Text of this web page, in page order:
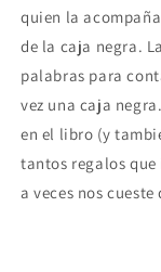
quien la
de la caja negra.
palabras para
vez una caja
en el libro (y
tantos regalos
a veces nos